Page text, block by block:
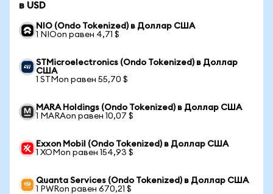
в USD
NIO (Ondo Tokenized) в Доллар США
1 NIOon равен 4,71 $
STMicroelectronics (Ondo Tokenized) в Доллар
США
1 STMon равен 55,70 $
MARA Holdings (Ondo Tokenized) в Доллар США
1 MARAon равен 10,07 $
Exxon Mobil (Ondo Tokenized) в Доллар США
1 XOMon равен 154,93 $
Quanta Services (Ondo Tokenized) в Доллар США
1 PWRon равен 670,21 $